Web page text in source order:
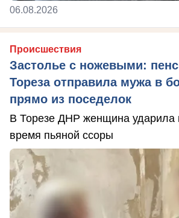
06.08.2026
Происшествия
Застолье с ножевыми:
Тореза отправила мужа в
прямо из поседелок
В Торезе ДНР женщина ударила
время пьяной ссоры